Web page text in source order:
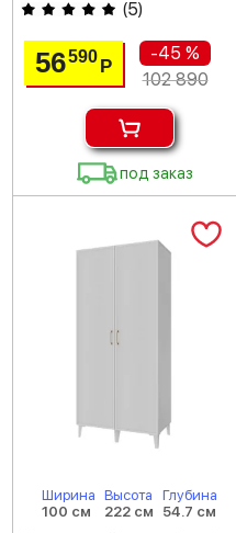
(5)
56590Р
-45 %
102 890
под заказ
Ширина
100 см
Высота
222 см
Глубина
54.7 см